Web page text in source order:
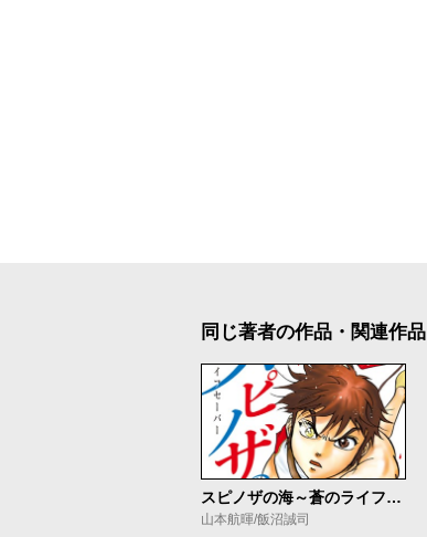
同じ著者の作品・関連作品
スピノザの海～蒼のライフセーバー～
山本航暉/飯沼誠司